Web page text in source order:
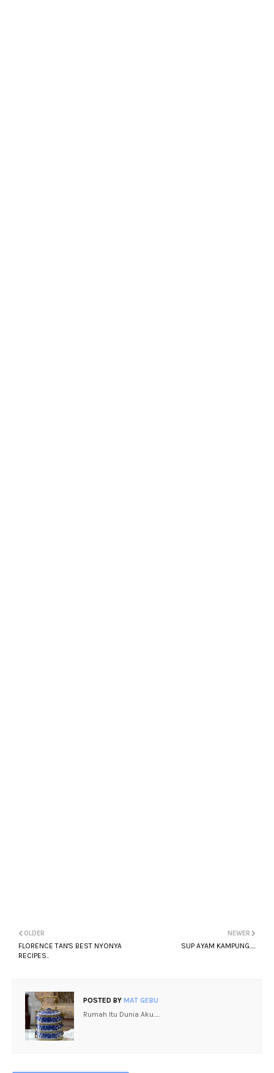
NEWER
SUP AYAM KAMPUNG.....
OLDER
FLORENCE TAN'S BEST NYONYA
RECIPES..
POSTED BY MAT GEBU
Rumah Itu Dunia Aku.....